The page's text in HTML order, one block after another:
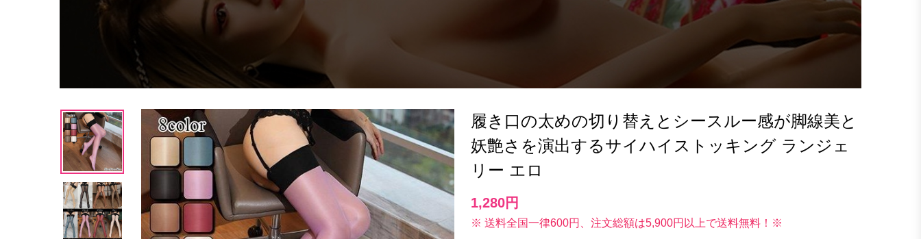
履き口の太めの切り替えとシースルー感が脚線美と
妖艶さを演出するサイハイストッキング ランジェ
リー エロ
1,280円
※ 送料全国一律600円、注文総額は5,900円以上で送料無料！※